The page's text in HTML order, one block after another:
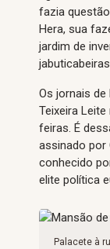
fazia
Hera, sua
jardim de
Os jornais
Teixeira
feiras. É
assinado por
conhecido
elite política
Palacete à